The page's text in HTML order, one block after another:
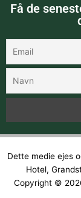
Få de
Dette medie ejes
Hotel,
Copyright ©